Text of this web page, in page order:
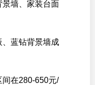
墙、家装台面
蓝钻背景墙成
在280-650元/